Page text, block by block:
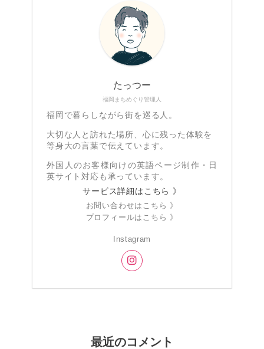
福岡まちめぐり管理人
たっつー
福岡で暮らしながら街を巡る人。
大切な人と訪れた場所、心に残った体験を
等身大の言葉で伝えています。
外国人のお客様向けの英語ページ制作・日
英サイト対応も承っています。
サービス詳細はこちら 》
お問い合わせはこちら 》
プロフィールはこちら 》
Instagram
最近のコメント